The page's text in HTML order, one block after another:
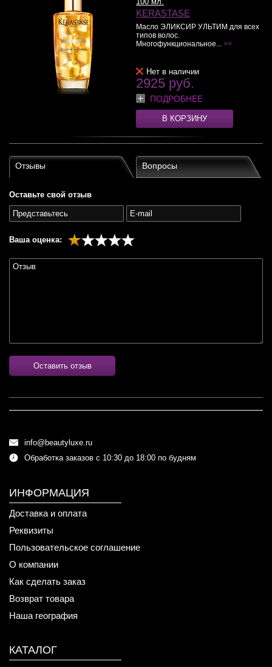
KERASTASE
Масло ЭЛИКСИР УЛЬТИМ для всех
типов волос.
Многофункциональное... >>
Нет в наличии
2925 руб.
ПОДРОБНЕЕ
В КОРЗИНУ
Отзывы Вопросы
Оставьте свой отзыв
Ваша оценка:
Оставить отзыв
info@beautyluxe.ru
Обработка заказов с 10:30 до 18:00 по будням
ИНФОРМАЦИЯ
Доставка и оплата
Реквизиты
Пользовательское соглашение
О компании
Как сделать заказ
Возврат товара
Наша география
КАТАЛОГ